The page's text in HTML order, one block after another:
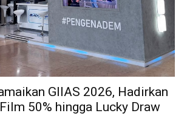
GIIAS 2026, Hadirkan
50% hingga Lucky Draw